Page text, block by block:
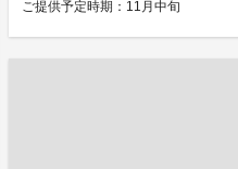
ご提供予定時期：11月中旬